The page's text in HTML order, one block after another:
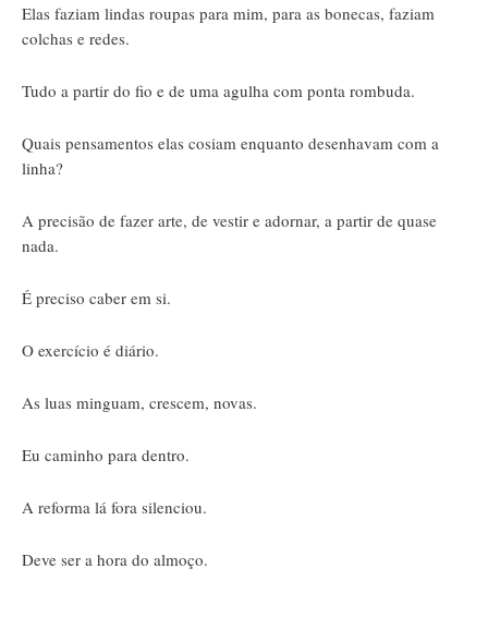
Elas faziam lindas roupas para mim, para as bonecas, faziam
colchas e redes.
Tudo a partir do fio e de uma agulha com ponta rombuda.
Quais pensamentos elas cosiam enquanto desenhavam com a
linha?
A precisão de fazer arte, de vestir e adornar, a partir de quase
nada.
É preciso caber em si.
O exercício é diário.
As luas minguam, crescem, novas.
Eu caminho para dentro.
A reforma lá fora silenciou.
Deve ser a hora do almoço.